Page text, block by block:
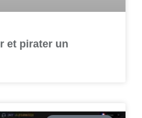
et pirater un